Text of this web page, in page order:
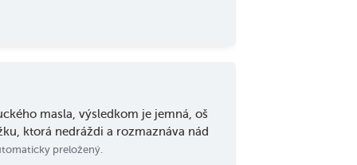
masla, výsledkom je jemná, oš
ktorá nedráždi a rozmaznáva nád
preložený.